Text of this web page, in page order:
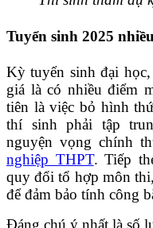
Tuyển sinh 2025
Kỳ tuyển sinh đại
giá là có nhiều điểm
tiên là việc bỏ hình
thí sinh phải tập
nguyện vọng chính
nghiệp THPT. Tiếp
quy đổi tổ hợp môn
để đảm bảo tính công
Đáng chú ý nhất là số